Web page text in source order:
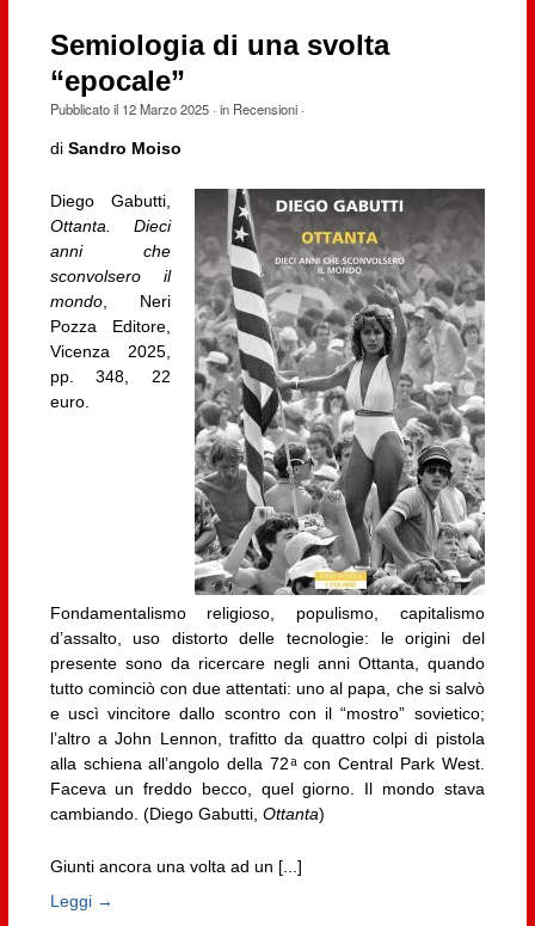
Semiologia di una svolta
“epocale”
Pubblicato il 12 Marzo 2025· in Recensioni·
di Sandro Moiso
Diego Gabutti,
Ottanta. Dieci
anni che
sconvolsero il
mondo, Neri
Pozza Editore,
Vicenza 2025,
pp. 348, 22
euro.
Fondamentalismo religioso, populismo, capitalismo
d’assalto, uso distorto delle tecnologie: le origini del
presente sono da ricercare negli anni Ottanta, quando
tutto cominciò con due attentati: uno al papa, che si salvò
e uscì vincitore dallo scontro con il “mostro” sovietico;
l’altro a John Lennon, trafitto da quattro colpi di pistola
alla schiena all’angolo della 72 ͣ con Central Park West.
Faceva un freddo becco, quel giorno. Il mondo stava
cambiando. (Diego Gabutti, Ottanta)
Giunti ancora una volta ad un [...]
Leggi →